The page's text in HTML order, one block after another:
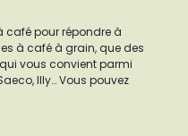
café pour répondre à
à café à grain, que des
vous convient parmi
Illy… Vous pouvez